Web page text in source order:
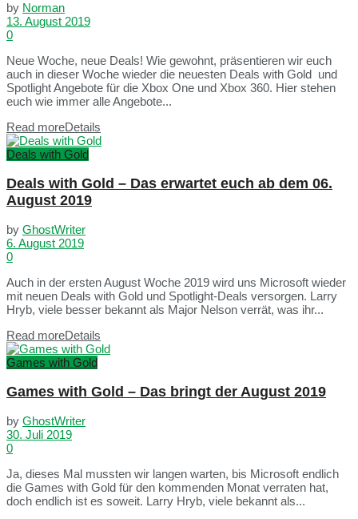
by Norman
13. August 2019
0
Neue Woche, neue Deals! Wie gewohnt, präsentieren wir euch
auch in dieser Woche wieder die neuesten Deals with Gold und
Spotlight Angebote für die Xbox One und Xbox 360. Hier stehen
euch wie immer alle Angebote...
Read moreDetails
Deals with Gold
Deals with Gold – Das erwartet euch ab dem 06.
August 2019
by GhostWriter
6. August 2019
0
Auch in der ersten August Woche 2019 wird uns Microsoft wieder
mit neuen Deals with Gold und Spotlight-Deals versorgen. Larry
Hryb, viele besser bekannt als Major Nelson verrät, was ihr...
Read moreDetails
Games with Gold
Games with Gold – Das bringt der August 2019
by GhostWriter
30. Juli 2019
0
Ja, dieses Mal mussten wir langen warten, bis Microsoft endlich
die Games with Gold für den kommenden Monat verraten hat,
doch endlich ist es soweit. Larry Hryb, viele bekannt als...